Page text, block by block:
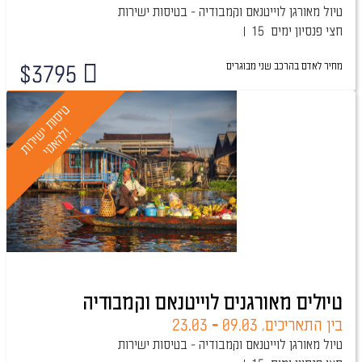
טיול מאורגן לוייטנאם וקמבודיה - בטיסות ישירות
15 ימים חצי פנסיון
$3795 מחיר לאדם בהרכב שני מבוגרים
ט
י
ס
ו
ת
י
ש
י
ר
ו
ת
ל
ה
א
נ
ו
י
!
טיולים מאורגנים לוייטנאם וקמבודיה
בין התאריכים, -
23.03
טיול מאורגן לוייטנאם וקמבודיה - בטיסות ישירות
טיול מובטח